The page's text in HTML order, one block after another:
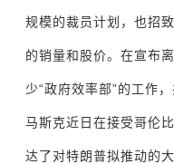
规模的裁员计划，也招
的销量和股价。在宣布
少“政府效率部”的工作
马斯克近日在接受哥伦
达了对特朗普拟推动的